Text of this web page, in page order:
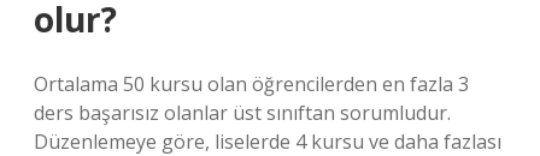
olur?
Ortalama 50 kursu olan öğrencilerden en fazla 3
ders başarısız olanlar üst sınıftan sorumludur.
Düzenlemeye göre, liselerde 4 kursu ve daha fazlası